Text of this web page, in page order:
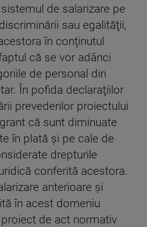
de salarizare pe
sau egalităţii,
în conţinutul
că se vor adânci
de personal din
În pofida declaraţiilor
prevederilor proiectului
că sunt diminuate
în plată şi pe cale de
drepturile
conferită acestora.
anterioare şi
în acest domeniu
de act normativ